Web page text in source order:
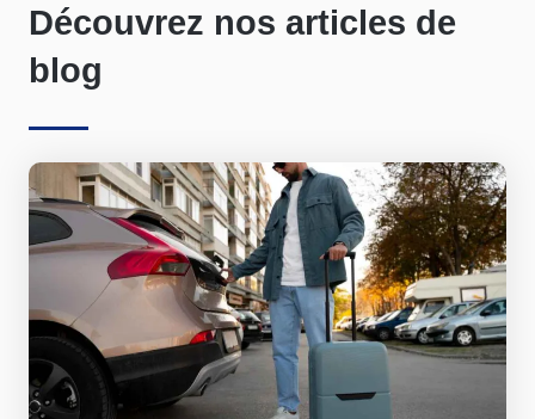
Découvrez nos articles de
blog